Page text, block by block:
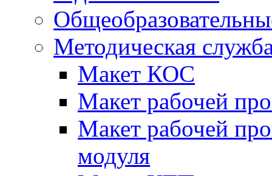
Методическая
Макет КОС
Макет рабочей
Макет рабочей
модуля